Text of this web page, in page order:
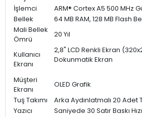
İşlemci
ARM® Cortex A5 500 MHz
Bellek
64 MB RAM, 128 MB Flash
Mali Bellek
Ömrü
20 Yıl
Kullanıcı
Ekranı
2,8" LCD Renkli Ekran
Dokunmatik Ekran
Müşteri
Ekranı
OLED Grafik
Tuş Takımı
Arka Aydınlatmalı 20 Adet
Yazıcı
Saniyede 30 Satır Baskı